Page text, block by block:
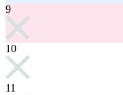
9
10
11